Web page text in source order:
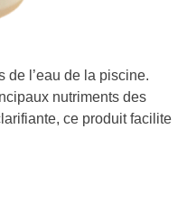
de l’eau de la piscine.
nutriments des
ce produit facilite